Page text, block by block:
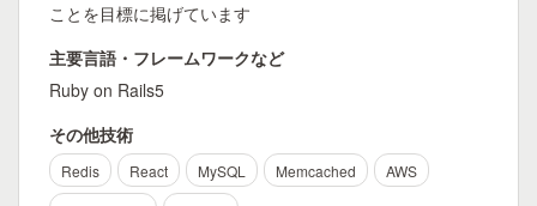
ことを目標に掲げています
主要言語・フレームワークなど
Ruby on Rails5
その他技術
Redis React MySQL Memcached
AWS